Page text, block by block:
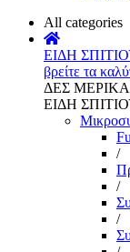
All categories
ΕΙΔΗ
βρείτε τα
ΔΕΣ
ΕΙΔΗ
/
/
/